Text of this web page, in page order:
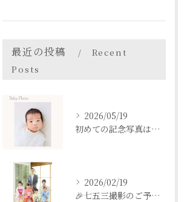
最近の投稿
Recent
Posts
2026/05/19
初めての記念写真はは、DEAR STUDIOで。
2026/02/19
🎉七五三撮影のご予約をご検討中の方へ🎉